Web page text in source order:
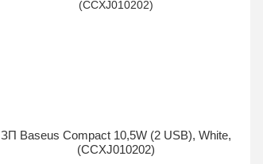
ЗП Baseus Compact 10,5W (2 USB), White,
(CCXJ010202)